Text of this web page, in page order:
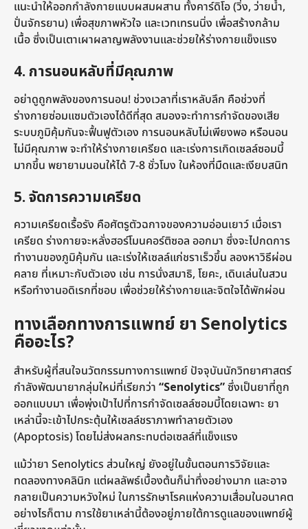
แนะนำให้ออกกำลังกายแบบผสมผสาน ทั้งคาร์ดิโอ (วิ่ง, ว่ายน้ำ,
ปั่นจักรยาน) เพื่อสุขภาพหัวใจ และเวทเทรนนิ่ง เพื่อสร้างกล้าม
เนื้อ ซึ่งเป็นเตาเผาผลาญพลังงานและช่วยให้ร่างกายแข็งแรง
4. การนอนหลับที่มีคุณภาพ
อย่าดูถูกพลังของการนอน! ช่วงเวลาที่เราหลับลึก คือช่วงที่
ร่างกายซ่อมแซมตัวเองได้ดีที่สุด สมองจะทำการกำจัดของเสีย
ระบบภูมิคุ้มกันจะฟื้นฟูตัวเอง การนอนหลับไม่เพียงพอ หรือนอน
ไม่มีคุณภาพ จะทำให้ร่างกายเครียด และเร่งการเกิดเซลล์ซอมบี้
มากขึ้น พยายามนอนให้ได้ 7-8 ชั่วโมง ในห้องที่มืดและเงียบสนิท
5. จัดการความเครียด
ความเครียดเรื้อรัง คือศัตรูตัวฉกาจของความอ่อนเยาว์ เมื่อเรา
เครียด ร่างกายจะหลั่งฮอร์โมนคอร์ติซอล ออกมา ซึ่งจะไปกดการ
ทำงานของภูมิคุ้มกัน และเร่งให้เซลล์แก่ชราเร็วขึ้น ลองหาวิธีผ่อน
คลาย ที่เหมาะกับตัวเอง เช่น การนั่งสมาธิ, โยคะ, เดินเล่นในสวน
หรือทำงานอดิเรกที่ชอบ เพื่อช่วยให้ร่างกายและจิตใจได้พักผ่อน
ทางเลือกทางการแพทย์ ยา Senolytics
คืออะไร?
สำหรับผู้ที่สนใจนวัตกรรมทางการแพทย์ ปัจจุบันนักวิทยาศาสตร์
กำลังพัฒนายากลุ่มใหม่ที่เรียกว่า “Senolytics”ซึ่งเป็นยาที่ถูก
ออกแบบมา เพื่อพุ่งเป้าไปที่การกำจัดเซลล์ซอมบี้โดยเฉพาะ ยา
เหล่านี้จะเข้าไปกระตุ้นให้เซลล์ชราภาพทำลายตัวเอง
(Apoptosis) โดยไม่ส่งผลกระทบต่อเซลล์ที่แข็งแรง
แม้ว่ายา Senolytics ส่วนใหญ่ ยังอยู่ในขั้นตอนการวิจัยและ
ทดลองทางคลินิก แต่ผลลัพธ์เบื้องต้นก็น่าทึ่งอย่างมาก และอาจ
กลายเป็นความหวังใหม่ ในการรักษาโรคแห่งความเสื่อมในอนาคต
อย่างไรก็ตาม การใช้ยาเหล่านี้ต้องอยู่ภายใต้การดูแลของแพทย์ผู้